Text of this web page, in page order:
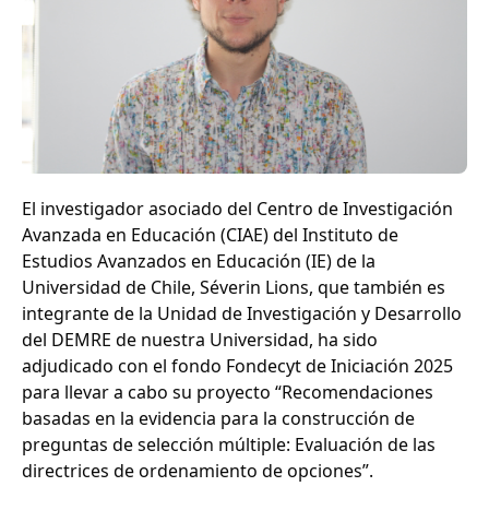
El investigador asociado del Centro de Investigación
Avanzada en Educación (CIAE) del Instituto de
Estudios Avanzados en Educación (IE) de la
Universidad de Chile, Séverin Lions, que también es
integrante de la Unidad de Investigación y Desarrollo
del DEMRE de nuestra Universidad, ha sido
adjudicado con el fondo Fondecyt de Iniciación 2025
para llevar a cabo su proyecto “Recomendaciones
basadas en la evidencia para la construcción de
preguntas de selección múltiple: Evaluación de las
directrices de ordenamiento de opciones”.